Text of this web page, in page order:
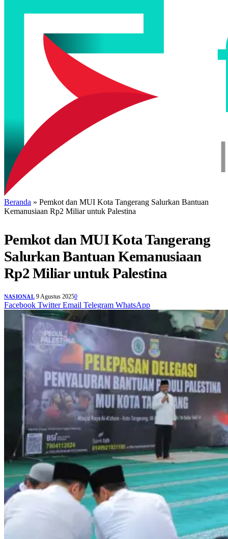
Beranda » Pemkot dan MUI Kota Tangerang Salurkan Bantuan
Kemanusiaan Rp2 Miliar untuk Palestina
Pemkot dan MUI Kota Tangerang
Salurkan Bantuan Kemanusiaan
Rp2 Miliar untuk Palestina
NASIONAL 9 Agustus 20250
Facebook Twitter Email Telegram WhatsApp